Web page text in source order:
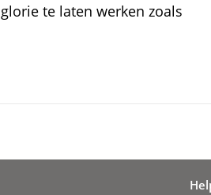
te laten werken zoals